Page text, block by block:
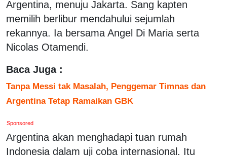
Argentina, menuju Jakarta. Sang kapten
memilih berlibur mendahului sejumlah
rekannya. Ia bersama Angel Di Maria serta
Nicolas Otamendi.
Baca Juga :
Tanpa Messi tak Masalah, Penggemar Timnas dan
Argentina Tetap Ramaikan GBK
Sponsored
Argentina akan menghadapi tuan rumah
Indonesia dalam uji coba internasional. Itu